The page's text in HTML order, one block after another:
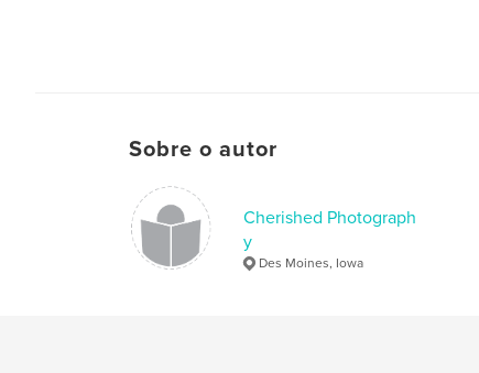
Sobre o autor
Cherished Photograph
y
Des Moines, Iowa